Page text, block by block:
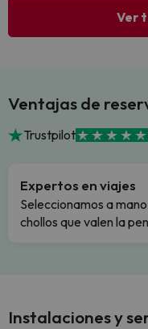
Ver
Ventajas de
Trustpilot
Expertos en viajes
Seleccionamos a
chollos que valen la
Instalaciones y